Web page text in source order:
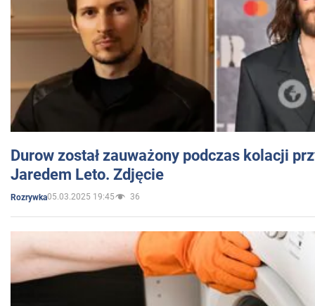
Durow został zauważony podczas kolacji
Jaredem Leto. Zdjęcie
Rozrywka05.03.2025 19:45 36